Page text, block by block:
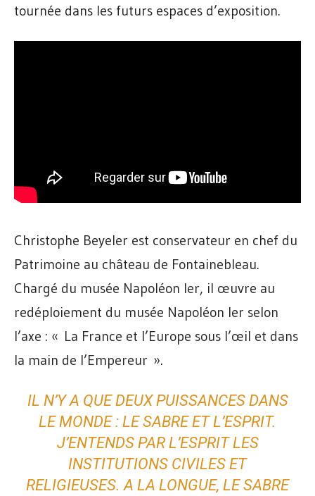
tournée dans les futurs espaces d’exposition.
Christophe Beyeler est conservateur en chef du
Patrimoine au château de Fontainebleau.
Chargé du musée Napoléon Ier, il œuvre au
redéploiement du musée Napoléon Ier selon
l’axe : « La France et l’Europe sous l’œil et dans
la main de l’Empereur ».
IL N’Y A QUE DEUX PUISSANCES DANS
LE MONDE : LE SABRE ET L’ESPRIT.
J’ENTENDS PAR L’ESPRIT LES
INSTITUTIONS CIVILES ET
RELIGIEUSES. A LA LONGUE, LE SABRE